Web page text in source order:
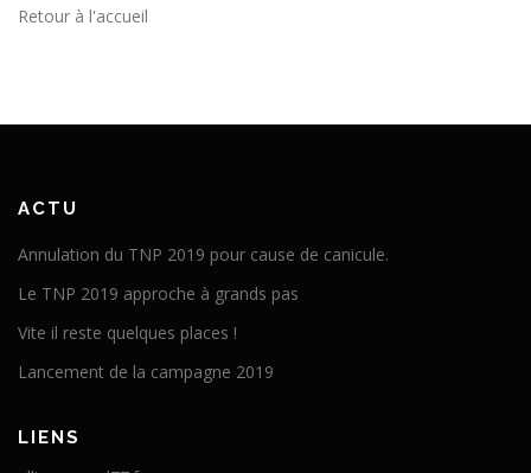
Retour à l'accueil
ACTU
Annulation du TNP 2019 pour cause de canicule.
Le TNP 2019 approche à grands pas
Vite il reste quelques places !
Lancement de la campagne 2019
LIENS